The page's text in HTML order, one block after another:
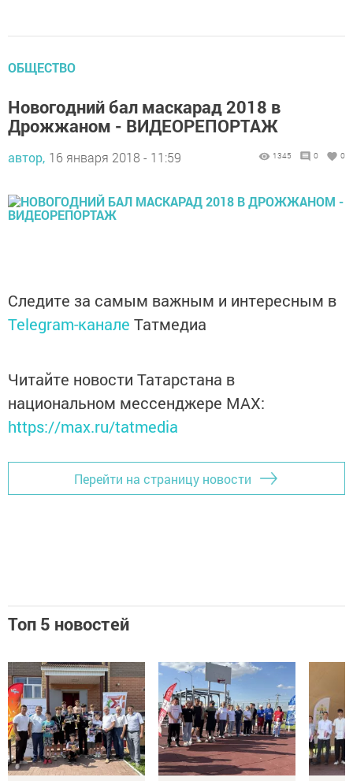
ОБЩЕСТВО
Новогодний бал маскарад 2018 в
Дрожжаном - ВИДЕОРЕПОРТАЖ
автор, 16 января 2018 - 11:59 1345 0 0
Следите за самым важным и интересным в
Telegram-канале Татмедиа
Читайте новости Татарстана в
национальном мессенджере MАХ:
https://max.ru/tatmedia
Перейти на страницу новости
Топ 5 новостей